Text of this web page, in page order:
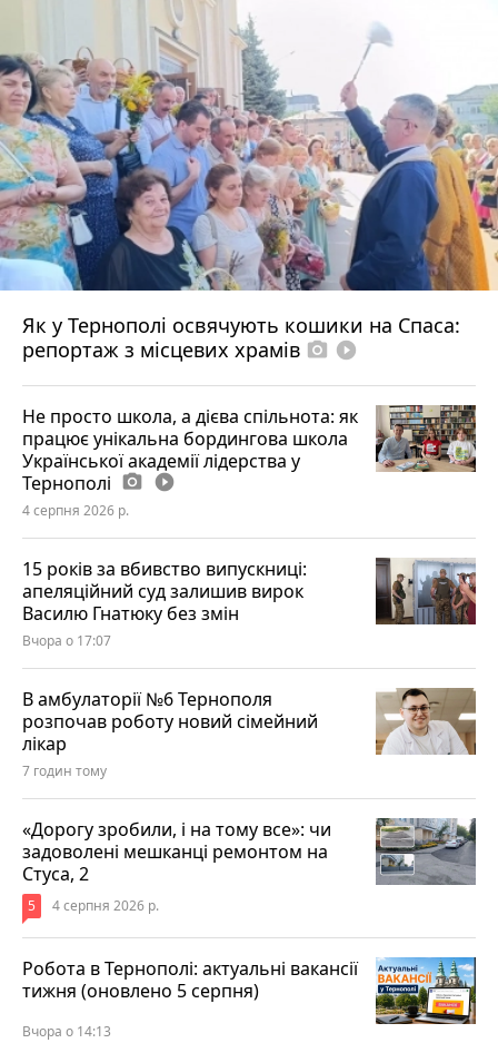
Як у Тернополі освячують кошики на Спаса:
репортаж з місцевих храмів photo_camera play_circle_filled
Не просто школа, а дієва спільнота: як
працює унікальна бордингова школа
Української академії лідерства у
Тернополі photo_camera play_circle_filled
4 серпня 2026 р.
15 років за вбивство випускниці:
апеляційний суд залишив вирок
Василю Гнатюку без змін
Вчора о 17:07
В амбулаторії №6 Тернополя
розпочав роботу новий сімейний
лікар
7 годин тому
«Дорогу зробили, і на тому все»: чи
задоволені мешканці ремонтом на
Стуса, 2
5 4 серпня 2026 р.
Робота в Тернополі: актуальні вакансії
тижня (оновлено 5 серпня)
Вчора о 14:13